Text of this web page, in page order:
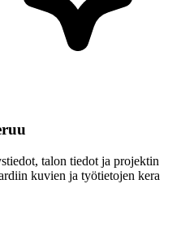
talon tiedot ja projektin
kuvien ja työtietojen kera